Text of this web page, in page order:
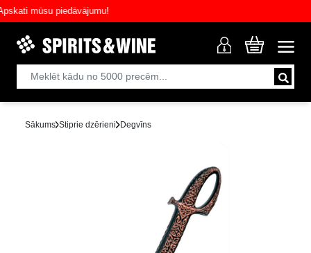
mūsu piedāvājumu!
Sākums Stiprie dzērieni Degvīns